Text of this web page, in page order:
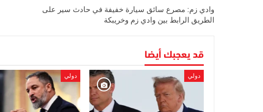
وادي زم: مصرع سائق سيارة خفيفة في حادث سير على
الطريق الرابط بين وادي زم وخريبكة
قد يعجبك أيضا
دولي دولي